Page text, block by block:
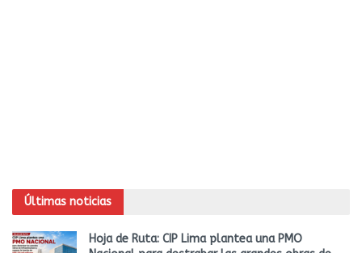
Últimas noticias
Hoja de Ruta: CIP Lima plantea una PMO